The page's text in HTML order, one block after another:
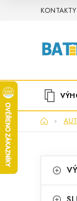
KONTAKTY
Domů
okategorie
a